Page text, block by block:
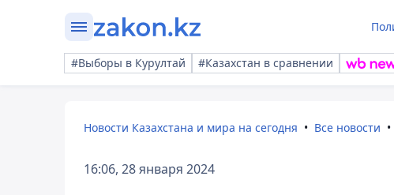
#Выборы в Курултай #Казахстан в сравнении
Новости Казахстана и мира на сегодня Все новости
16:06, 28 января 2024